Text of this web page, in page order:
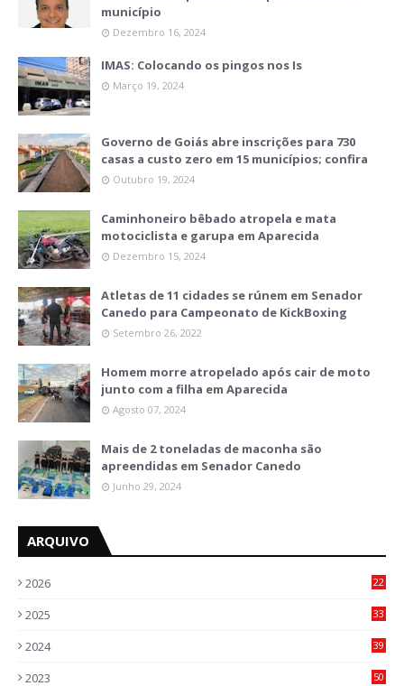
município
Dezembro 16, 2024
IMAS: Colocando os pingos nos Is
Março 19, 2024
Governo de Goiás abre inscrições para 730
casas a custo zero em 15 municípios; confira
Outubro 19, 2024
Caminhoneiro bêbado atropela e mata
motociclista e garupa em Aparecida
Dezembro 15, 2024
Atletas de 11 cidades se rúnem em Senador
Canedo para Campeonato de KickBoxing
Setembro 26, 2022
Homem morre atropelado após cair de moto
junto com a filha em Aparecida
Agosto 07, 2024
Mais de 2 toneladas de maconha são
apreendidas em Senador Canedo
Junho 29, 2024
ARQUIVO
2026
22
2025
33
2024
39
2023
50